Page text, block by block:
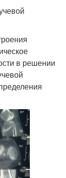
в решении